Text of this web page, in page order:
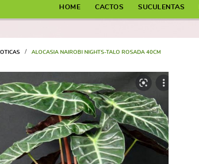
HOME CACTOS SUCULENTAS
ALOCASIA NAIROBI NIGHTS-TALO ROSADA 40CM